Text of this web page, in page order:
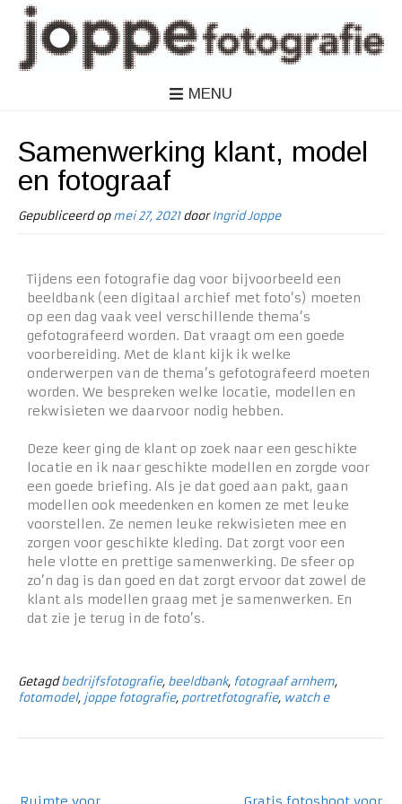
MENU
Samenwerking klant, model
en fotograaf
Gepubliceerd op mei 27, 2021door Ingrid Joppe
Tijdens een fotografie dag voor bijvoorbeeld een
beeldbank (een digitaal archief met foto’s) moeten
op een dag vaak veel verschillende thema’s
gefotografeerd worden. Dat vraagt om een goede
voorbereiding. Met de klant kijk ik welke
onderwerpen van de thema’s gefotografeerd moeten
worden. We bespreken welke locatie, modellen en
rekwisieten we daarvoor nodig hebben.
Deze keer ging de klant op zoek naar een geschikte
locatie en ik naar geschikte modellen en zorgde voor
een goede briefing. Als je dat goed aan pakt, gaan
modellen ook meedenken en komen ze met leuke
voorstellen. Ze nemen leuke rekwisieten mee en
zorgen voor geschikte kleding. Dat zorgt voor een
hele vlotte en prettige samenwerking. De sfeer op
zo’n dag is dan goed en dat zorgt ervoor dat zowel de
klant als modellen graag met je samenwerken. En
dat zie je terug in de foto’s.
Getagdbedrijfsfotografie, beeldbank, fotograaf arnhem,
fotomodel, joppe fotografie, portretfotografie, watch e